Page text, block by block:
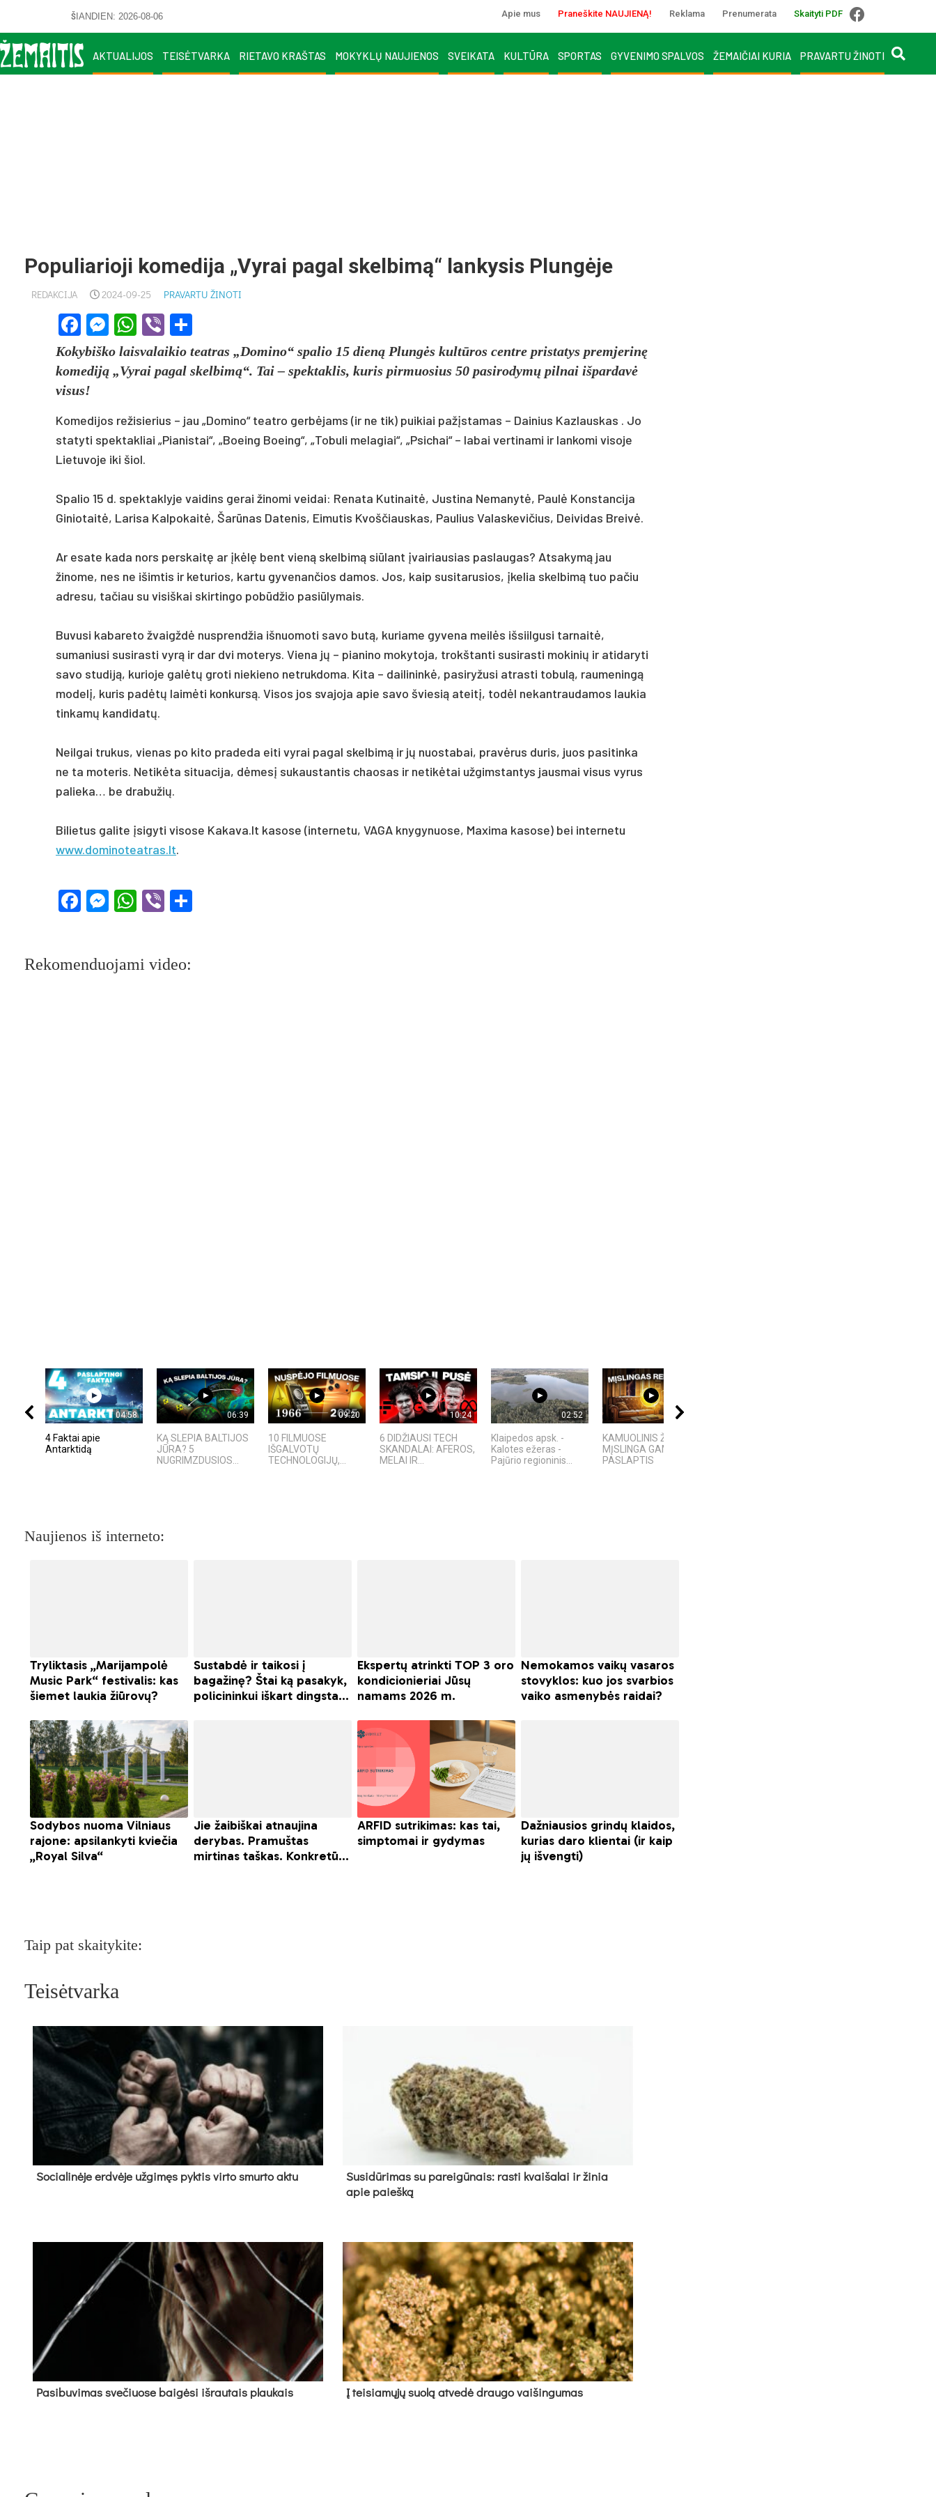
ŠIANDIEN: 2026-08-06 Apie mus Praneškite NAUJIENĄ! Reklama Prenumerata Skaityti PDF
AKTUALIJOS TEISĖTVARKA RIETAVO KRAŠTAS MOKYKLŲ NAUJIENOS SVEIKATA KULTŪRA SPORTAS GYVENIMO SPALVOS ŽEMAIČIAI KURIA PRAVARTU ŽINOTI
Populiarioji komedija „Vyrai pagal skelbimą“ lankysis Plungėje
REDAKCIJA 2024-09-25 PRAVARTU ŽINOTI
Facebook
Messenger
WhatsApp
Viber
Kokybiško laisvalaikio teatras „Domino“ spalio 15 dieną Plungės kultūros centre pristatys premjerinę
komediją „Vyrai pagal skelbimą“. Tai – spektaklis, kuris pirmuosius 50 pasirodymų pilnai išpardavė
visus!
Komedijos režisierius – jau „Domino“ teatro gerbėjams (ir ne tik) puikiai pažįstamas – Dainius Kazlauskas . Jo
statyti spektakliai „Pianistai“, „Boeing Boeing“, „Tobuli melagiai“, „Psichai“ – labai vertinami ir lankomi visoje
Lietuvoje iki šiol.
Spalio 15 d. spektaklyje vaidins gerai žinomi veidai: Renata Kutinaitė, Justina Nemanytė, Paulė Konstancija
Giniotaitė, Larisa Kalpokaitė, Šarūnas Datenis, Eimutis Kvoščiauskas, Paulius Valaskevičius, Deividas Breivė.
Ar esate kada nors perskaitę ar įkėlę bent vieną skelbimą siūlant įvairiausias paslaugas? Atsakymą jau
žinome, nes ne išimtis ir keturios, kartu gyvenančios damos. Jos, kaip susitarusios, įkelia skelbimą tuo pačiu
adresu, tačiau su visiškai skirtingo pobūdžio pasiūlymais.
Buvusi kabareto žvaigždė nusprendžia išnuomoti savo butą, kuriame gyvena meilės išsiilgusi tarnaitė,
sumaniusi susirasti vyrą ir dar dvi moterys. Viena jų – pianino mokytoja, trokštanti susirasti mokinių ir atidaryti
savo studiją, kurioje galėtų groti niekieno netrukdoma. Kita – dailininkė, pasiryžusi atrasti tobulą, raumeningą
modelį, kuris padėtų laimėti konkursą. Visos jos svajoja apie savo šviesią ateitį, todėl nekantraudamos laukia
tinkamų kandidatų.
Neilgai trukus, vienas po kito pradeda eiti vyrai pagal skelbimą ir jų nuostabai, pravėrus duris, juos pasitinka
ne ta moteris. Netikėta situacija, dėmesį sukaustantis chaosas ir netikėtai užgimstantys jausmai visus vyrus
palieka… be drabužių.
Bilietus galite įsigyti visose Kakava.lt kasose (internetu, VAGA knygynuose, Maxima kasose) bei internetu
www.dominoteatras.lt.
Facebook
Messenger
WhatsApp
Viber
Rekomenduojami video:
04:58
4 Faktai apie
Antarktidą
06:39
KĄ SLEPIA BALTIJOS
JŪRA? 5
NUGRIMZDUSIOS...
09:20
10 FILMUOSE
IŠGALVOTŲ
TECHNOLOGIJŲ,...
10:24
6 DIDŽIAUSI TECH
SKANDALAI: AFEROS,
MELAI IR...
02:52
Klaipedos apsk. -
Kalotes ežeras -
Pajūrio regioninis...
09:00
KAMUOLINIS ŽAIBAS:
MĮSLINGA GAMTOS
PASLAPTIS
Naujienos iš interneto:
Taip pat skaitykite:
Teisėtvarka
So­cia­li­nė­je erd­vė­je už­gi­męs pyk­tis vir­to smur­to ak­tu
Su­si­dū­ri­mas su pa­rei­gū­nais: ras­ti kvai­ša­lai ir ži­nia
apie paieš­ką
Pa­si­bu­vi­mas sve­čiuo­se bai­gė­si iš­rau­tais plau­kais Į tei­sia­mų­jų suo­lą at­ve­dė drau­go vai­šin­gu­mas